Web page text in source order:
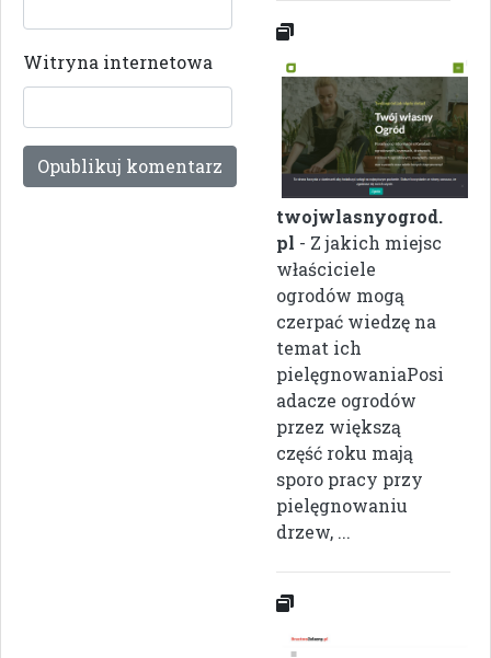
Witryna internetowa
twojwlasnyogrod.
pl - Z jakich miejsc
właściciele
ogrodów mogą
czerpać wiedzę na
temat ich
pielęgnowaniaPosi
adacze ogrodów
przez większą
część roku mają
sporo pracy przy
pielęgnowaniu
drzew, ...